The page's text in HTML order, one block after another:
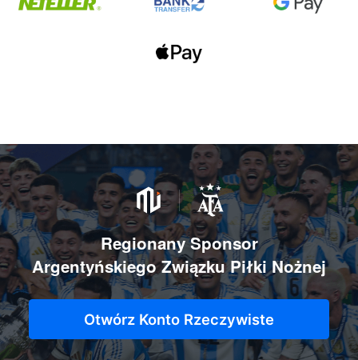
Regionany Sponsor
Argentyńskiego Związku Piłki Nożnej
Otwórz Konto Rzeczywiste